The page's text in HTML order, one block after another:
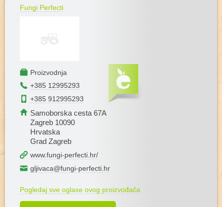
Fungi Perfecti
Proizvodnja
+385 12995293
+385 912995293
Samoborska cesta 67A
Zagreb 10090
Hrvatska
Grad Zagreb
www.fungi-perfecti.hr/
gljivaca@fungi-perfecti.hr
Pogledaj sve oglase ovog proizvođača